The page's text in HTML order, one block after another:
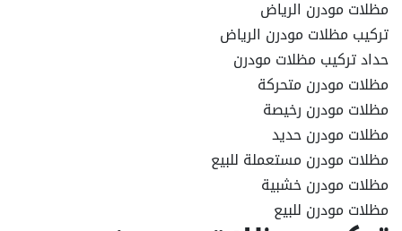
مظلات مودرن الرياض
تركيب مظلات مودرن الرياض
حداد تركيب مظلات مودرن
مظلات مودرن متحركة
مظلات مودرن رخيصة
مظلات مودرن حديد
مظلات مودرن مستعملة للبيع
مظلات مودرن خشبية
مظلات مودرن للبيع